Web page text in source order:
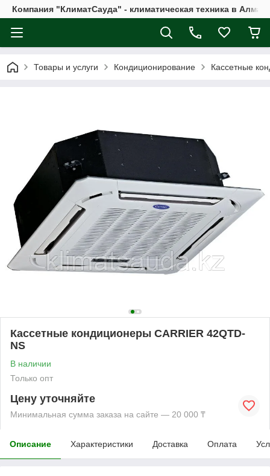
Компания "КлиматСауда" - климатическая техника в
Товары и услуги Кондиционирование Кассетные
Кассетные кондиционеры CARRIER 42QTD-
NS
В наличии
Только опт
Цену уточняйте
Минимальная сумма заказа на сайте — 20 000 ₸
Описание Характеристики Доставка Оплата